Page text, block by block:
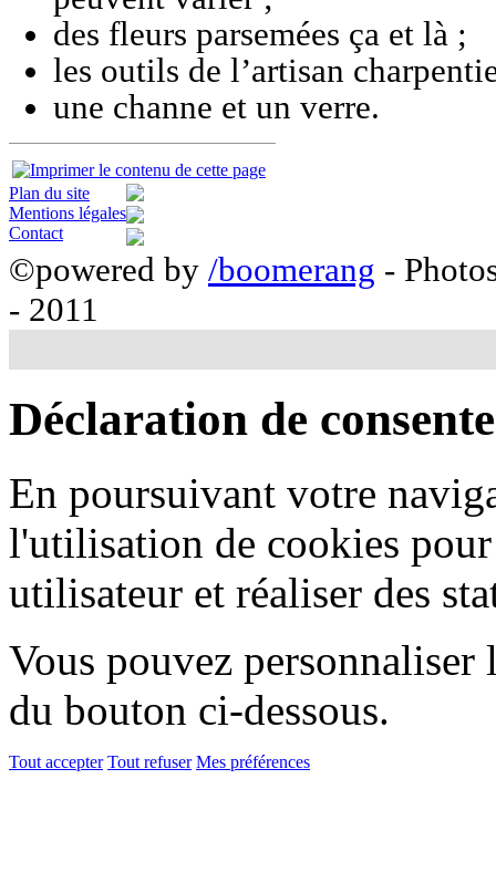
des fleurs parsemées ça et là ;
les outils de l’artisan
une channe et un verre.
Plan du site
Mentions légales
Contact
©powered by /boomerang -
- 2011
Déclaration de
En poursuivant votre
l'utilisation de cookies
utilisateur et réaliser des
Vous pouvez
du bouton ci-dessous.
Tout accepter Tout refuser Mes préférences